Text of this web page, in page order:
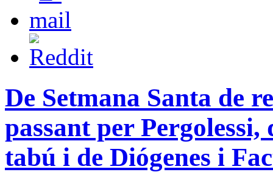
De Setmana Santa de
passant per
tabú i de Diógenes i